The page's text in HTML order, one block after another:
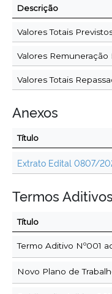
Descrição
Valores Totais
Valores Remuneração
Valores Totais
Anexos
Título
Extrato Edital 0807/
Termos Aditivos
Título
Termo Aditivo Nº001
Novo Plano de